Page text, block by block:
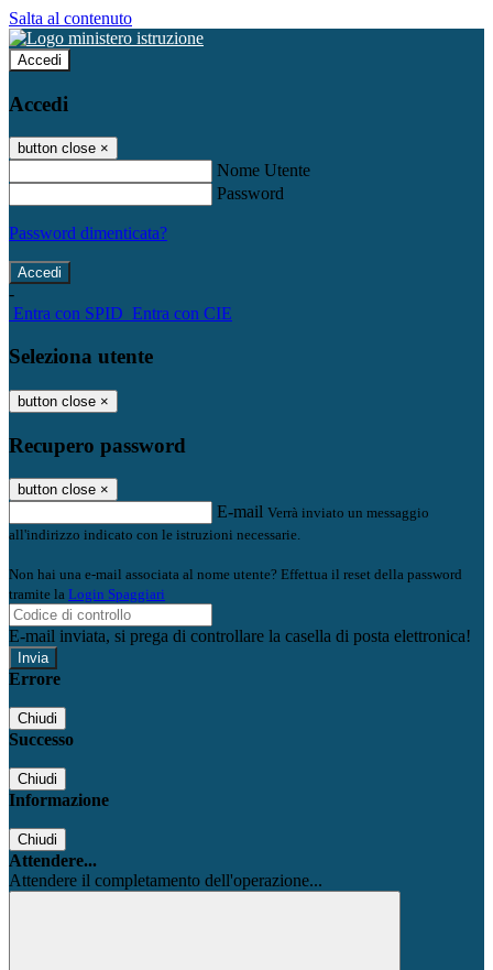
Salta al contenuto
Accedi
Accedi
button close ×
Nome Utente
Password
Password dimenticata?
-
Entra con SPID Entra con CIE
Seleziona utente
button close ×
Recupero password
button close ×
E-mail Verrà inviato un messaggio
all'indirizzo indicato con le istruzioni necessarie.
Non hai una e-mail associata al nome utente? Effettua il reset della password
tramite la Login Spaggiari
E-mail inviata, si prega di controllare la casella di posta elettronica!
Errore
Chiudi
Successo
Chiudi
Informazione
Chiudi
Attendere...
Attendere il completamento dell'operazione...